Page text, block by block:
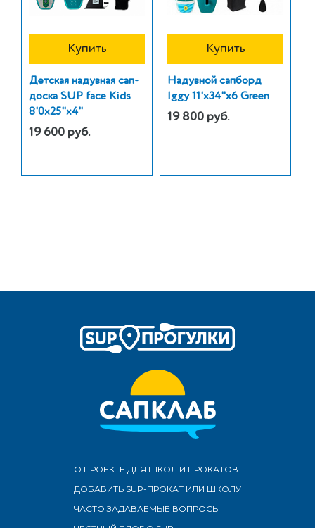
О ПРОЕКТЕ ДЛЯ ШКОЛ И ПРОКАТОВ
ДОБАВИТЬ SUP-ПРОКАТ ИЛИ ШКОЛУ
ЧАСТО ЗАДАВАЕМЫЕ ВОПРОСЫ